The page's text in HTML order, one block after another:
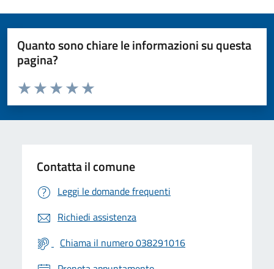
Quanto sono chiare le informazioni su questa
pagina?
Valuta da 1 a 5 stelle la pagina
Valuta 5 stelle su 5
Valuta 4 stelle su 5
Valuta 3 stelle su 5
Valuta 2 stelle su 5
Valuta 1 stelle su 5
Contatta il comune
Leggi le domande frequenti
Richiedi assistenza
Chiama il numero 038291016